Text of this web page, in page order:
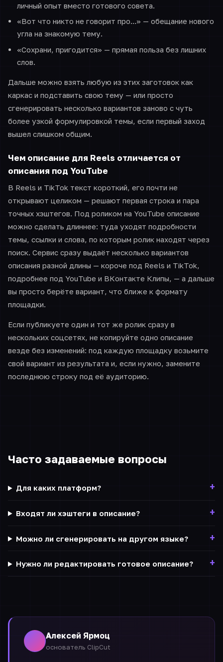
личный опыт вместо готового совета.
«Вот что никто не говорит про...» — обещание нового
угла на знакомую тему.
«Сохрани, пригодится» — прямая польза без лишних
слов.
Дальше можно взять любую из этих заготовок как
каркас и подставить свою тему — или просто
сгенерировать несколько вариантов заново с чуть
более узкой формулировкой темы, если первый заход
вышел слишком общим.
Чем описание для Reels отличается от
описания под YouTube
В Reels и TikTok текст короткий, его почти не
открывают целиком — решают первая строка и пара
точных хэштегов. Под роликом на YouTube описание
можно сделать длиннее: туда уходят подробности
темы, ссылки и слова, по которым ролик находят через
поиск. Сервис сразу выдаёт несколько вариантов
описания разной длины — короче под Reels и TikTok,
подробнее под YouTube и ВКонтакте Клипы, — а дальше
вы просто берёте вариант, что ближе к формату
площадки.
Если публикуете один и тот же ролик сразу в
нескольких соцсетях, не копируйте одно описание
везде без изменений: под каждую площадку возьмите
свой вариант из результата и, если нужно, замените
последнюю строку под её аудиторию.
Часто задаваемые вопросы
Для каких платформ?
Входят ли хэштеги в описание?
Можно ли сгенерировать на другом языке?
Нужно ли редактировать готовое описание?
Алексей Ярмоц
основатель ClipCut